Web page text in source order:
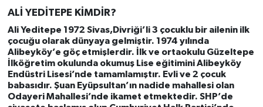
ALİ YEDİTEPE KİMDİR?
Ali Yeditepe 1972 Sivas,Divriği’li 3 çocuklu bir ailenin ilk
çocuğu olarak dünyaya gelmiştir. 1974 yılında
Alibeyköy’e göç etmişlerdir. İlk ve ortaokulu Güzeltepe
İlköğretim okulunda okumuş Lise eğitimini Alibeyköy
Endüstri Lisesi’nde tamamlamıştır. Evli ve 2 çocuk
babasıdır. Şuan Eyüpsultan’ın nadide mahallesi olan
Odayeri Mahallesi’nde ikamet etmektedir. SHP’de